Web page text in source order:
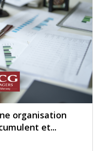
organisation
et...